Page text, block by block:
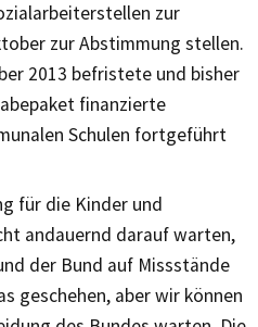
zur
zur Abstimmung stellen.
2013 befristete und bisher
finanzierte
Schulen fortgeführt
für die Kinder und
andauernd darauf warten,
der Bund auf Missstände
geschehen, aber wir können